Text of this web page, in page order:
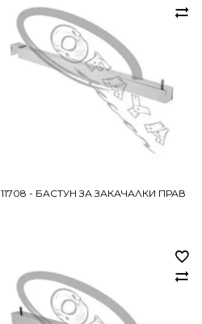
11708 - БАСТУН ЗА ЗАКАЧАЛКИ ПРАВ